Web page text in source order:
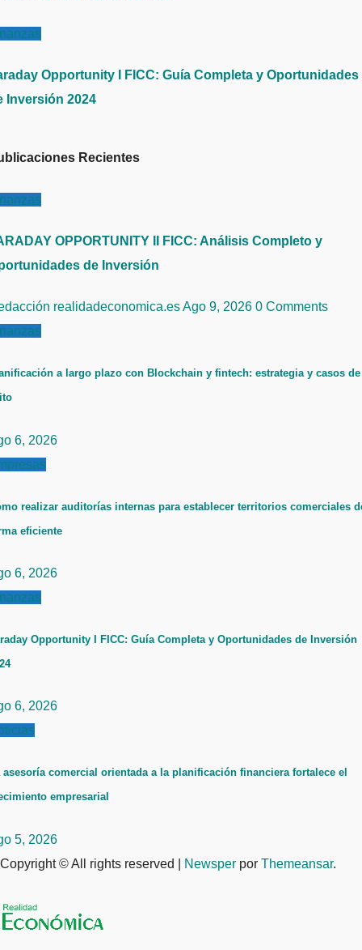
Opportunity I FICC: Guía Completa y Oportunidades
Inversión 2024
Recientes
OPPORTUNITY II FICC: Análisis Completo y
de Inversión
realidadeconomica.esAgo 9, 2026 0 Comments
a largo plazo con Blockchain y fintech: estrategia y casos de
6, 2026
realizar auditorías internas para establecer territorios comerciales
eficiente
6, 2026
Opportunity I FICC: Guía Completa y Oportunidades de Inversión
6, 2026
asesoría comercial orientada a la planificación financiera fortalece el
empresarial
5, 2026
Copyright © All rights reserved
Newsper por Themeansar.